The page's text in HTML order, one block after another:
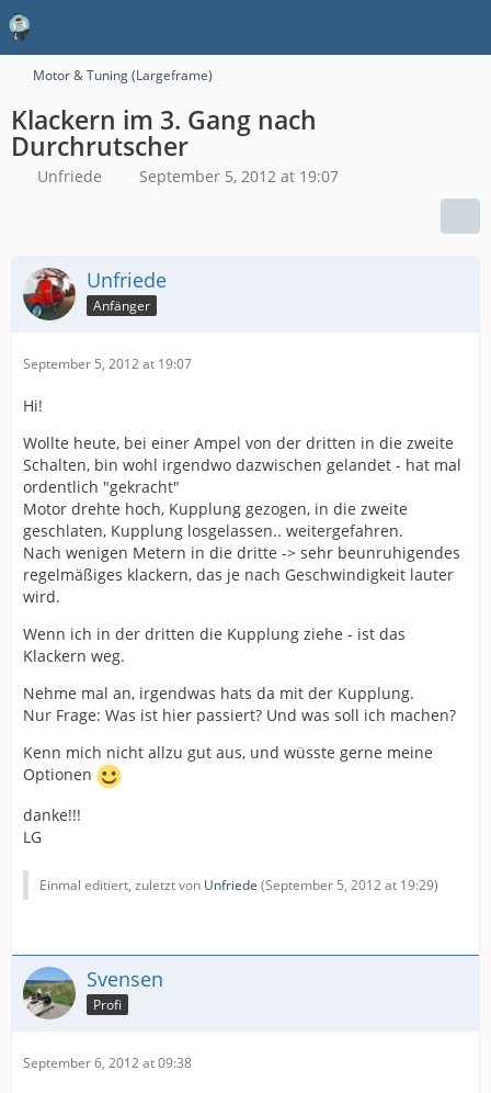
Motor & Tuning (Largeframe)
Klackern im 3. Gang nach
Durchrutscher
Unfriede September 5, 2012 at 19:07
Unfriede
Anfänger
September 5, 2012 at 19:07
Hi!
Wollte heute, bei einer Ampel von der dritten in die zweite
Schalten, bin wohl irgendwo dazwischen gelandet - hat mal
ordentlich "gekracht"
Motor drehte hoch, Kupplung gezogen, in die zweite
geschlaten, Kupplung losgelassen.. weitergefahren.
Nach wenigen Metern in die dritte -> sehr beunruhigendes
regelmäßiges klackern, das je nach Geschwindigkeit lauter
wird.
Wenn ich in der dritten die Kupplung ziehe - ist das
Klackern weg.
Nehme mal an, irgendwas hats da mit der Kupplung.
Nur Frage: Was ist hier passiert? Und was soll ich machen?
Kenn mich nicht allzu gut aus, und wüsste gerne meine
Optionen
danke!!!
LG
Einmal editiert, zuletzt von Unfriede (September 5, 2012 at 19:29)
Svensen
Profi
September 6, 2012 at 09:38